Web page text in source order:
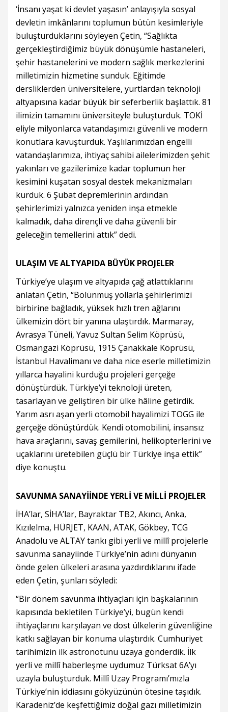
‘İnsanı yaşat ki devlet yaşasın’ anlayışıyla sosyal
devletin imkânlarını toplumun bütün kesimleriyle
buluşturduklarını söyleyen Çetin, “Sağlıkta
gerçekleştirdiğimiz büyük dönüşümle hastaneleri,
şehir hastanelerini ve modern sağlık merkezlerini
milletimizin hizmetine sunduk. Eğitimde
dersliklerden üniversitelere, yurtlardan teknoloji
altyapısına kadar büyük bir seferberlik başlattık. 81
ilimizin tamamını üniversiteyle buluşturduk. TOKİ
eliyle milyonlarca vatandaşımızı güvenli ve modern
konutlara kavuşturduk. Yaşlılarımızdan engelli
vatandaşlarımıza, ihtiyaç sahibi ailelerimizden şehit
yakınları ve gazilerimize kadar toplumun her
kesimini kuşatan sosyal destek mekanizmaları
kurduk. 6 Şubat depremlerinin ardından
şehirlerimizi yalnızca yeniden inşa etmekle
kalmadık, daha dirençli ve daha güvenli bir
geleceğin temellerini attık” dedi.
ULAŞIM VE ALTYAPIDA BÜYÜK PROJELER
Türkiye’ye ulaşım ve altyapıda çağ atlattıklarını
anlatan Çetin, “Bölünmüş yollarla şehirlerimizi
birbirine bağladık, yüksek hızlı tren ağlarını
ülkemizin dört bir yanına ulaştırdık. Marmaray,
Avrasya Tüneli, Yavuz Sultan Selim Köprüsü,
Osmangazi Köprüsü, 1915 Çanakkale Köprüsü,
İstanbul Havalimanı ve daha nice eserle milletimizin
yıllarca hayalini kurduğu projeleri gerçeğe
dönüştürdük. Türkiye’yi teknoloji üreten,
tasarlayan ve geliştiren bir ülke hâline getirdik.
Yarım asrı aşan yerli otomobil hayalimizi TOGG ile
gerçeğe dönüştürdük. Kendi otomobilini, insansız
hava araçlarını, savaş gemilerini, helikopterlerini ve
uçaklarını üretebilen güçlü bir Türkiye inşa ettik”
diye konuştu.
SAVUNMA SANAYİİNDE YERLİ VE MİLLİ PROJELER
İHA’lar, SİHA’lar, Bayraktar TB2, Akıncı, Anka,
Kızılelma, HÜRJET, KAAN, ATAK, Gökbey, TCG
Anadolu ve ALTAY tankı gibi yerli ve millî projelerle
savunma sanayiinde Türkiye’nin adını dünyanın
önde gelen ülkeleri arasına yazdırdıklarını ifade
eden Çetin, şunları söyledi:
“Bir dönem savunma ihtiyaçları için başkalarının
kapısında bekletilen Türkiye’yi, bugün kendi
ihtiyaçlarını karşılayan ve dost ülkelerin güvenliğine
katkı sağlayan bir konuma ulaştırdık. Cumhuriyet
tarihimizin ilk astronotunu uzaya gönderdik. İlk
yerli ve millî haberleşme uydumuz Türksat 6A’yı
uzayla buluşturduk. Millî Uzay Programı’mızla
Türkiye’nin iddiasını gökyüzünün ötesine taşıdık.
Karadeniz’de keşfettiğimiz doğal gazı milletimizin